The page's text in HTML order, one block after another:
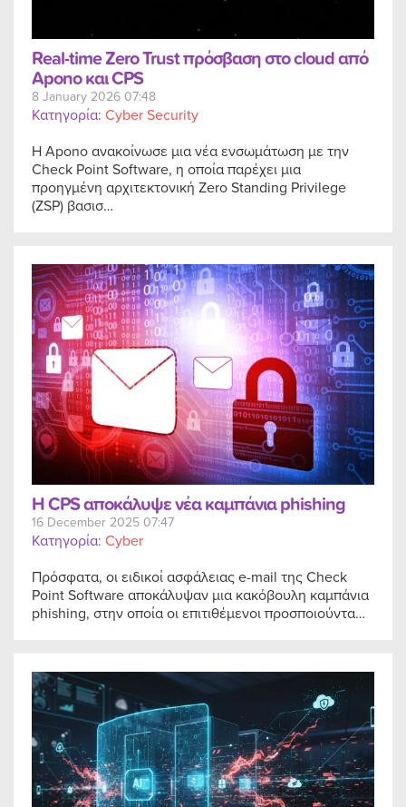
Real-time Zero Trust πρόσβαση στο cloud από
Apono και CPS
8 January 2026 07:48
Κατηγορία: Cyber Security
Η Apono ανακοίνωσε μια νέα ενσωμάτωση με την
Check Point Software, η οποία παρέχει μια
προηγμένη αρχιτεκτονική Zero Standing Privilege
(ZSP) βασισ…
Η CPS αποκάλυψε νέα καμπάνια phishing
16 December 2025 07:47
Κατηγορία: Cyber
Πρόσφατα, οι ειδικοί ασφάλειας e-mail της Check
Point Software αποκάλυψαν μια κακόβουλη καμπάνια
phishing, στην οποία οι επιτιθέμενοι προσποιούντα…